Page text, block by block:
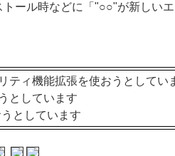
ール時などに「"○○"が新しい
ティ機能拡張を使おうとしてい
としています
としています